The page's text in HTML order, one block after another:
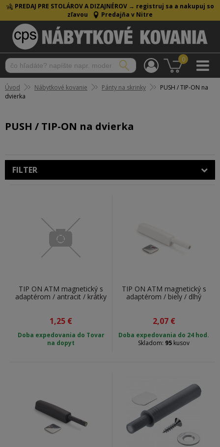
PREDAJ PRE STOLÁROV A DIZAJNÉROV → registruj sa a nakupuj so
zľavou
Predajňa v Nitre
0
Úvod Nábytkové kovanie Pánty na skrinky
PUSH / TIP-ON na
dvierka
PUSH / TIP-ON na dvierka
FILTER
TIP ON ATM magnetický s
adaptérom / antracit / krátky
1,25 €
Doba expedovania do Tovar
na dopyt
TIP ON ATM magnetický s
adaptérom / biely / dlhý
2,07 €
Doba expedovania do 24 hod.
Skladom: 95 kusov